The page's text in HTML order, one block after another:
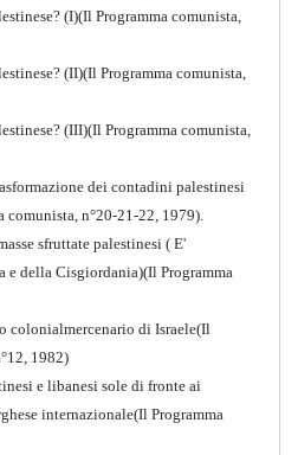
era
(I)(Il Programma comunista,
(II)(Il Programma comunista,
(III)(Il Programma comunista,
dei contadini palestinesi
comunista, n°20-21-22, 1979).
sfruttate palestinesi ( E'
e della Cisgiordania)(Il Programma
colonialmercenario di Israele(Il
1982)
e libanesi sole di fronte ai
internazionale(Il Programma